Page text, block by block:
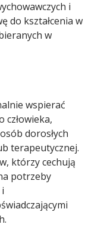
i
do kształcenia w
w
wspierać
dorosłych
terapeutycznej.
którzy cechują
potrzeby